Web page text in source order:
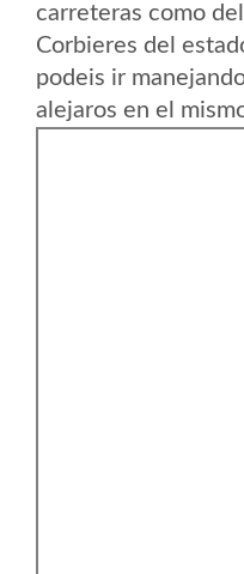
carreteras como
Corbieres del
podeis ir
alejaros en el